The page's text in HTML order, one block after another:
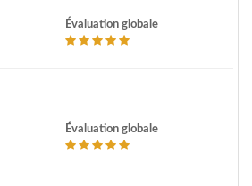
Évaluation globale
Évaluation globale